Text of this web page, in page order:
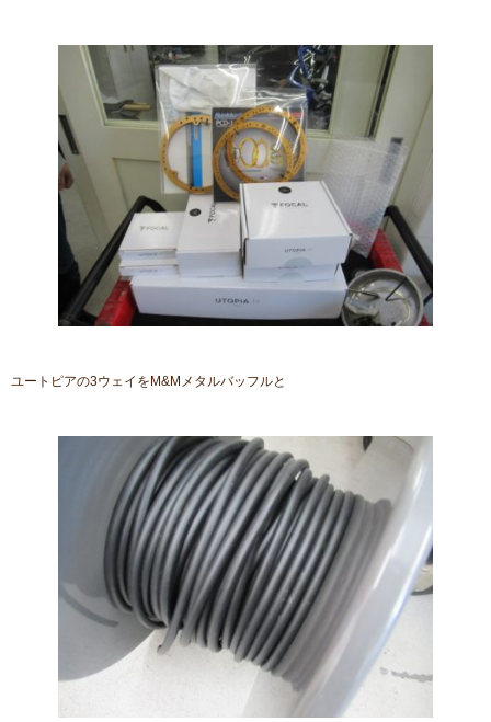
ユートピアの3ウェイをM&Mメタルバッフルと